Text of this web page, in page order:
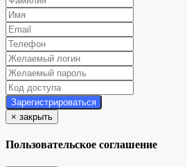
× закрыть
Пользовательское соглашение